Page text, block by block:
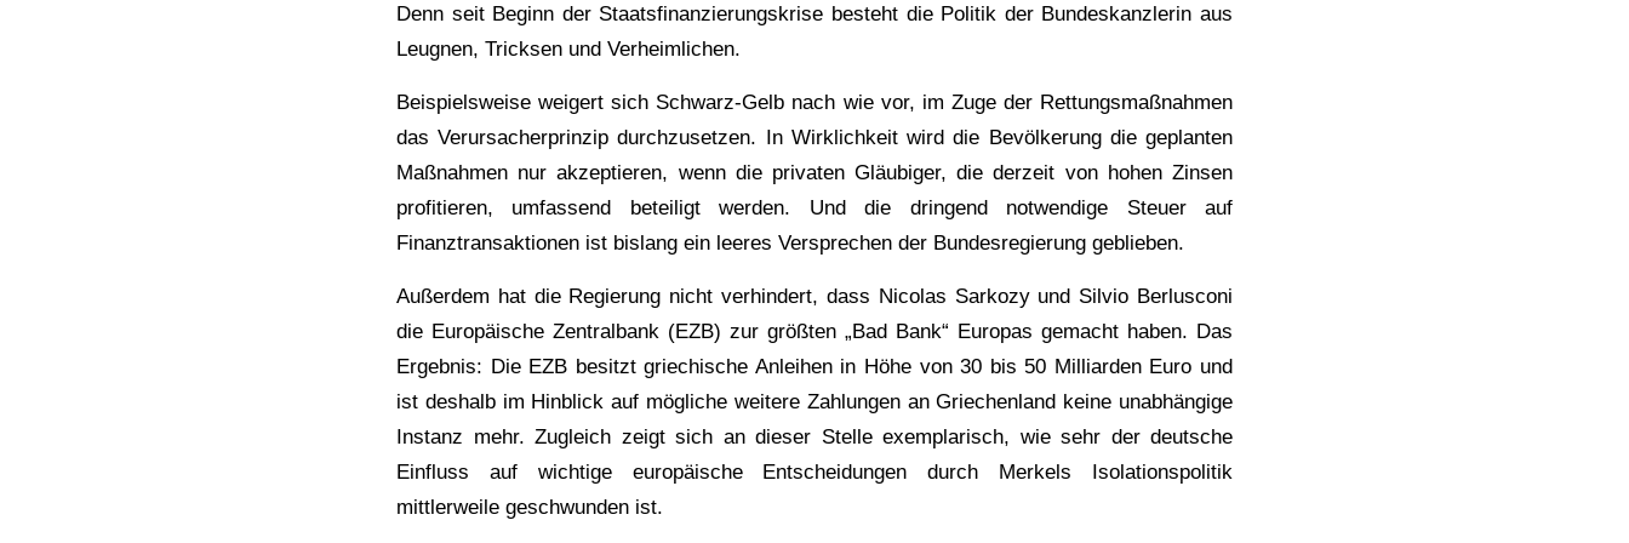
Denn seit Beginn der Staatsfinanzierungskrise besteht die Politik der Bundeskanzlerin aus
Leugnen, Tricksen und Verheimlichen.
Beispielsweise weigert sich Schwarz-Gelb nach wie vor, im Zuge der Rettungsmaßnahmen
das Verursacherprinzip durchzusetzen. In Wirklichkeit wird die Bevölkerung die geplanten
Maßnahmen nur akzeptieren, wenn die privaten Gläubiger, die derzeit von hohen Zinsen
profitieren, umfassend beteiligt werden. Und die dringend notwendige Steuer auf
Finanztransaktionen ist bislang ein leeres Versprechen der Bundesregierung geblieben.
Außerdem hat die Regierung nicht verhindert, dass Nicolas Sarkozy und Silvio Berlusconi
die Europäische Zentralbank (EZB) zur größten „Bad Bank“ Europas gemacht haben. Das
Ergebnis: Die EZB besitzt griechische Anleihen in Höhe von 30 bis 50 Milliarden Euro und
ist deshalb im Hinblick auf mögliche weitere Zahlungen an Griechenland keine unabhängige
Instanz mehr. Zugleich zeigt sich an dieser Stelle exemplarisch, wie sehr der deutsche
Einfluss auf wichtige europäische Entscheidungen durch Merkels Isolationspolitik
mittlerweile geschwunden ist.